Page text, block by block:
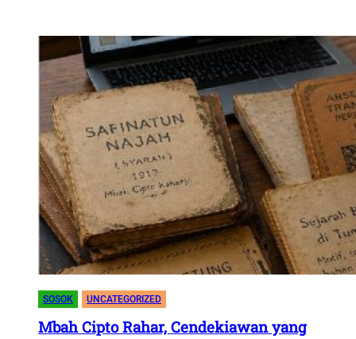
SOSOK UNCATEGORIZED
Mbah Cipto Rahar, Cendekiawan yang